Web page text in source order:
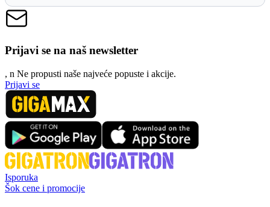
Prijavi se na naš newsletter
, n Ne propusti naše najveće popuste i akcije.
Prijavi se
Isporuka
Šok cene i promocije